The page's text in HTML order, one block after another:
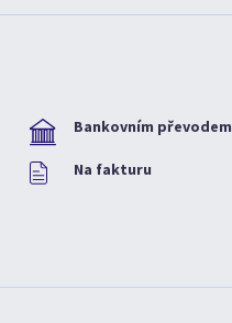
Bankovním převodem
Na fakturu